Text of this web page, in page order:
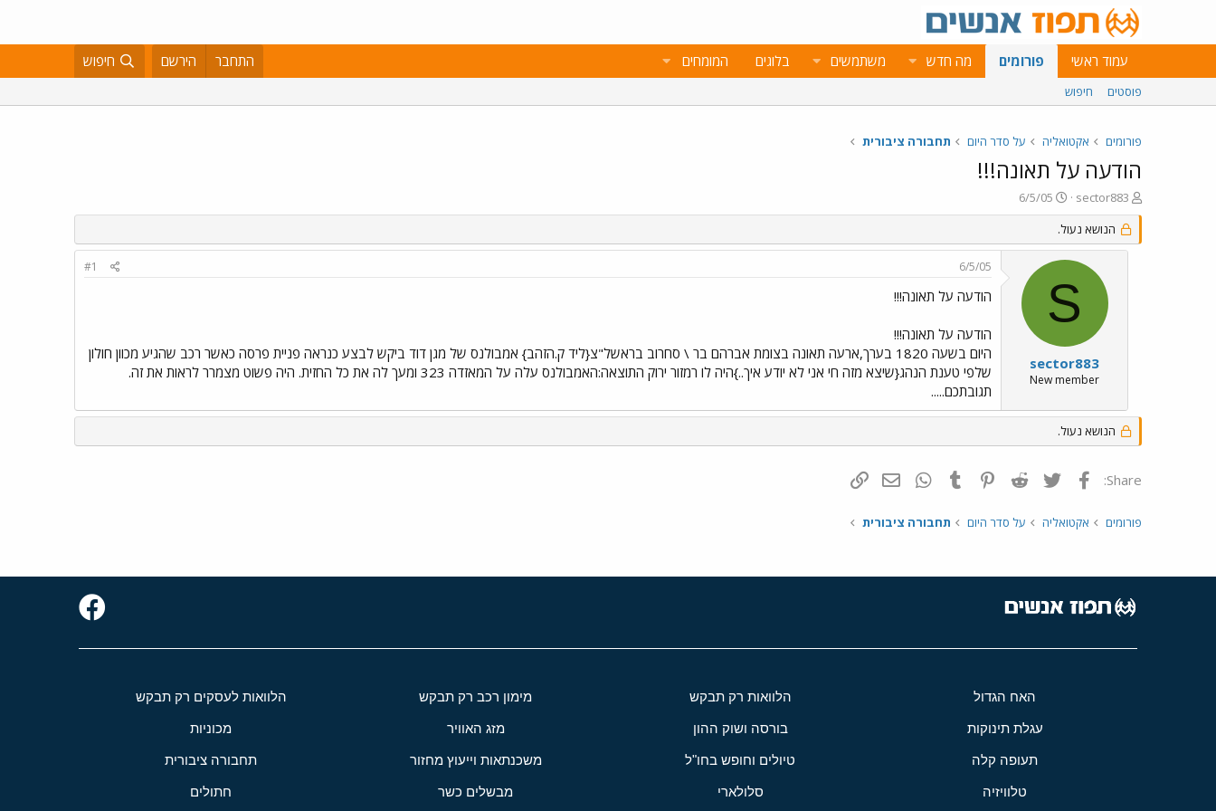
עמוד ראשי פורומים מה חדש משתמשים בלוגים המומחים התחבר הירשם חיפוש
פוסטים חיפוש
פורומים אקטואליה על סדר היום תחבורה ציבורית
הודעה על תאונה!!!
פ
ו
ת
ח
sector883
פ
ו
ס
ם
ת
א
י
ך
6/5/05
הנושא נעול.
S
sector883
New member
6/5/05
#1
הודעה על תאונה!!!
הודעה על תאונה!!!
היום בשעה 1820 בערך,ארעה תאונה בצומת אברהם בר \ סחרוב בראשל"צ{ליד ק.הזהב} אמבולנס של מגן דוד ביקש לבצע כנראה פניית פרסה כאשר רכב שהגיע מכוון חולון
שלפי טענת הנהג{שיצא מזה חי אני לא יודע איך..}היה לו רמזור ירוק התוצאה:האמבולנס עלה על המאזדה 323 ומעך לה את כל החזית. היה פשוט מצמרר לראות את זה.
תגובתכם.....
הנושא נעול.
Share: פייסבוק Twitter
Reddit
Pinterest
Tumblr
WhatsAppדואר אלקטרוני
פורומים אקטואליה על סדר היום תחבורה ציבורית
האח הגדול הלוואות רק תבקש מימון רכב רק תבקש הלוואות לעסקים רק תבקש
עגלת תינוקות בורסה ושוק ההון מזג האוויר מכוניות
תעופה קלה טיולים וחופש בחו"ל משכנתאות וייעוץ מחזור תחבורה ציבורית
טלוויזיה סלולארי מבשלים כשר חתולים